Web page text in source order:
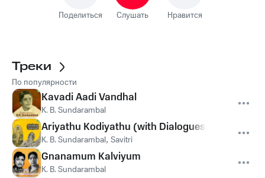
Поделиться Слушать Нравится
Треки
По популярности
Kavadi Aadi Vandhal
K. B. Sundarambal
Ariyathu Kodiyathu (with Dialogues)
K. B. Sundarambal, Savitri
Gnanamum Kalviyum
K. B. Sundarambal